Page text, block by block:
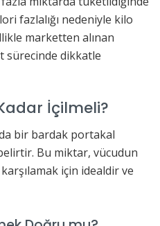
fazlalığı nedeniyle kilo
marketten alınan
sürecinde dikkatle
İçilmeli?
bir bardak portakal
Bu miktar, vücudun
için idealdir ve